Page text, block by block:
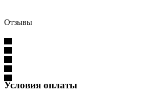
Отзывы
Условия оплаты